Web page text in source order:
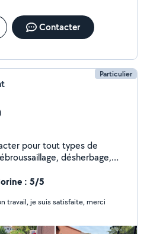
Contacter
Particulier
pour tout types de
désherbage,
plus de visibilité avec allo
: 5/5
merci